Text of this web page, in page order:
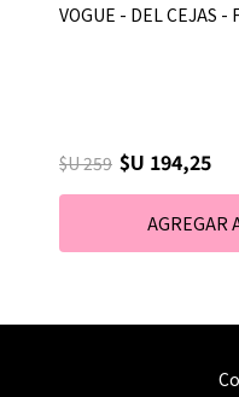
VOGUE - DEL CEJAS -
$U 259 $U 194,25